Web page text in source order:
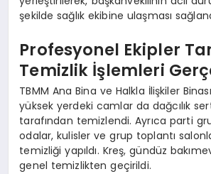
şekilde sağlık ekibine ulaşması
Profesyonel Ekipler
Temizlik İşlemleri
TBMM Ana Bina ve Halkla İlişkiler
yüksek yerdeki camlar da dağcılık
tarafından temizlendi. Ayrıca parti
odalar, kulisler ve grup toplantı
temizliği yapıldı. Kreş, gündüz
genel temizlikten geçirildi.